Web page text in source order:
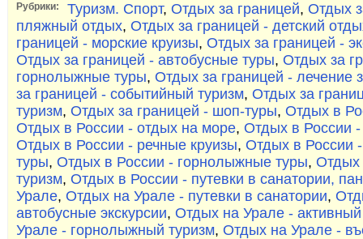
Рубрики: Туризм. Спорт, Отдых за границей, Отдых
пляжный отдых, Отдых за границей - детский
границей - морские круизы, Отдых за границей -
Отдых за границей - автобусные туры, Отдых за
горнолыжные туры, Отдых за границей - лечение
за границей - событийный туризм, Отдых за
туризм, Отдых за границей - шоп-туры, Отдых в
Отдых в России - отдых на море, Отдых в России -
Отдых в России - речные круизы, Отдых в России
туры, Отдых в России - горнолыжные туры, Отдых
туризм, Отдых в России - путевки в санатории,
Урале, Отдых на Урале - путевки в санатории,
автобусные экскурсии, Отдых на Урале -
Урале - горнолыжный туризм, Отдых на Урале -